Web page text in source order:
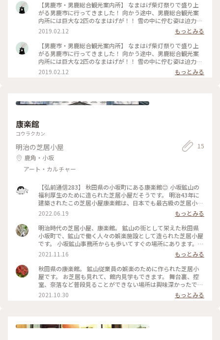
【男鹿市・男鹿総合観光案内所】 なまはげ柴灯祭りで盛り上
がる男鹿市に行ってきました！ 向かう途中、男鹿総合観光案
内所には巨大な2匹のなまはげが！！ 雪の中に佇む姿は迫力が
ありますね😳‼️ #わたしの街 #ことりっぷ秋田 #男鹿 #なまはげ
#なまはげ柴灯祭り
2019.02.12
もっとみる
【男鹿市・男鹿総合観光案内所】 なまはげ柴灯祭りで盛り上
がる男鹿市に行ってきました！ 向かう途中、男鹿総合観光案
内所には巨大な2匹のなまはげが！！ 雪の中に佇む姿は迫力が
ありますね😳‼️ #わたしの街 #ことりっぷ #男鹿 #なまはげ #な
まはげ柴灯祭り
2019.02.12 もっとみる
康楽館
コウラクカン
明治の芝居小屋
鹿角・小坂
アート・カルチャー
15
【弘前通信283】 秋田県の小坂町にある康楽館😊 小坂鉱山の
福利厚生のために造られた芝居小屋だそうです。 明治43年に
建築されたこの芝居小屋康楽館は、日本でも最古級の芝居小屋
ですが、現役で公演を行なっています🕺💃👏 有料ですが、舞台
下の奈落や楽屋などを見学できます（施設の方の案内付きで
す）。 小坂鉱山事務所とセットで見学してみてはいかがでし
ょうか😄 2022.6.4撮影 #Myことりっぷ #秋田県 #小坂町 #康楽
館 #芝居小屋 #小坂鉱山の福利厚生施設
2022.06.19
もっとみる
明治時代の芝居小屋、康楽館。 鉱山の街として栄えた秋田県
小坂町で、鉱山で働く人々の娯楽施設として造られた芝居小屋
です。 小坂鉱山事務所からも歩いてすぐの場所にあります。
その小坂鉱山事務所でもこちらの芝居小屋に関する展示があり
ました。芝居小屋の存在から、かつての鉱山の繁栄ぶりが窺え
ます。 レトロな建物はこのあたり一帯の雰囲気にマッチしてい
て、芝居小屋らしく建物の前の明治百年通り沿いにはカラフル
な幟旗が立っていました。 ・ 現在も芝居が上演されることが
あり、時には歌舞伎などの公演もあるそうです。内部も見学が
できますが今回は外観だけ。 目の前の通りの並木が黄色く色づ
#秋田 #東北 #建築 #レトロ #レトロさんぽ #私のことりっぷ
2021.11.16
もっとみる
秋田県の康楽館。 鉱山従業員の娯楽のために作られた芝居小
屋です。 お芝居も見れて、館内見学もできます。 舞台裏、控
室、奈落など普段見ることができない場所は興味深かったで
2021.10.30 もっとみる